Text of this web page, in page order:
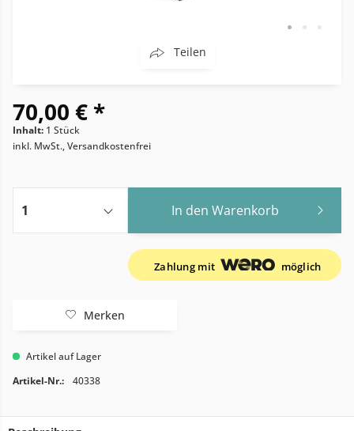
Teilen
70,00 € *
Inhalt: 1 Stück
inkl. MwSt., Versandkostenfrei
In den Warenkorb
Zahlung mit möglich
Merken
Artikel auf Lager
Artikel-Nr.:
40338